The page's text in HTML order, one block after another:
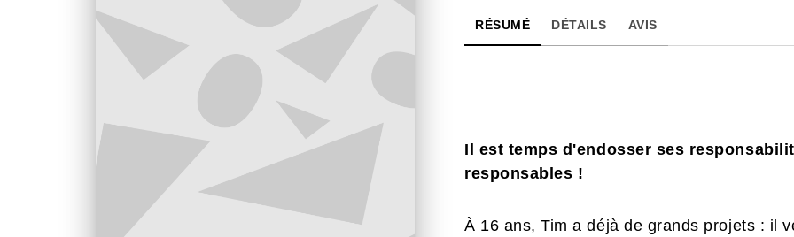
RÉSUMÉ DÉTAILS AVIS
Il est temps d'endosser ses
responsables !
À 16 ans, Tim a déjà de grands projets : il